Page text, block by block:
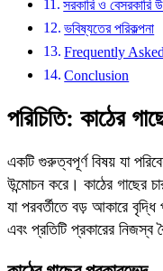
সরকারি ও বেসরকারি
ভবিষ্যতের পরিকল্পনা
Frequently
Conclusion
পরিচিতি: কাঠের
একটি গুরুত্বপূর্ণ বিষয় যা
উন্মোচন করে। কাঠের গাছের
যা পরবর্তীতে বড় আকারে বৃদ্ধি
এবং প্রতিটি প্রকারের নিজস্ব